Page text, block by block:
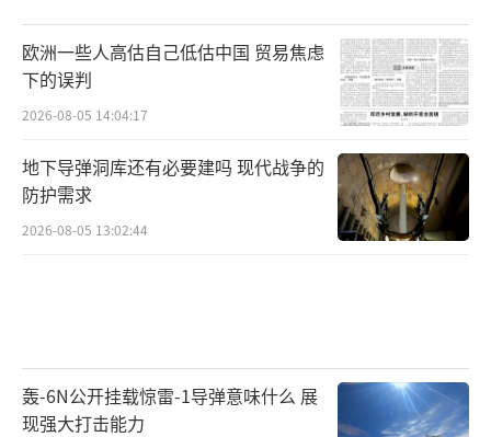
欧洲一些人高估自己低估中国 贸易焦虑
下的误判
2026-08-05 14:04:17
地下导弹洞库还有必要建吗 现代战争的
防护需求
2026-08-05 13:02:44
轰-6N公开挂载惊雷-1导弹意味什么 展
现强大打击能力